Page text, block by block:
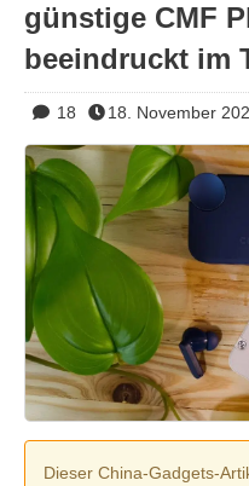
günstige CMF
beeindruckt im
18 18. November
Dieser China-Gadgets-